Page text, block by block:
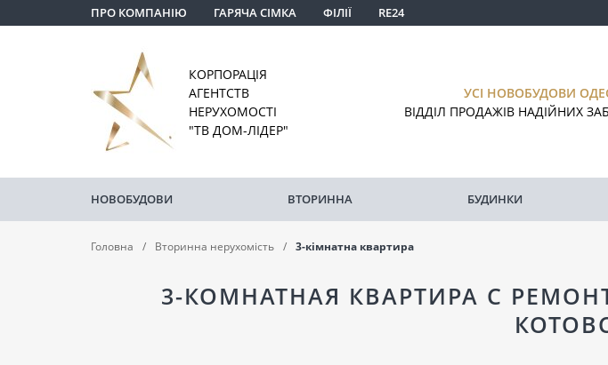
ПРО КОМПАНІЮ ГАРЯЧА СІМКА ФІЛІЇ RE24
КОРПОРАЦІЯ
АГЕНТСТВ
НЕРУХОМОСТІ
"ТВ ДОМ-ЛІДЕР"
УСІ НОВОБУДОВИ
ВІДДІЛ ПРОДАЖІВ НАДІЙНИХ
НОВОБУДОВИ ВТОРИННА БУДИНКИ
Головна Вторинна нерухомість 3-кімнатна квартира
3-КОМНАТНАЯ КВАРТИРА С